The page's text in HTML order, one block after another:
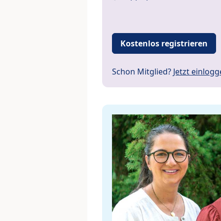
Kostenlos registrieren
Schon Mitglied? Jetzt